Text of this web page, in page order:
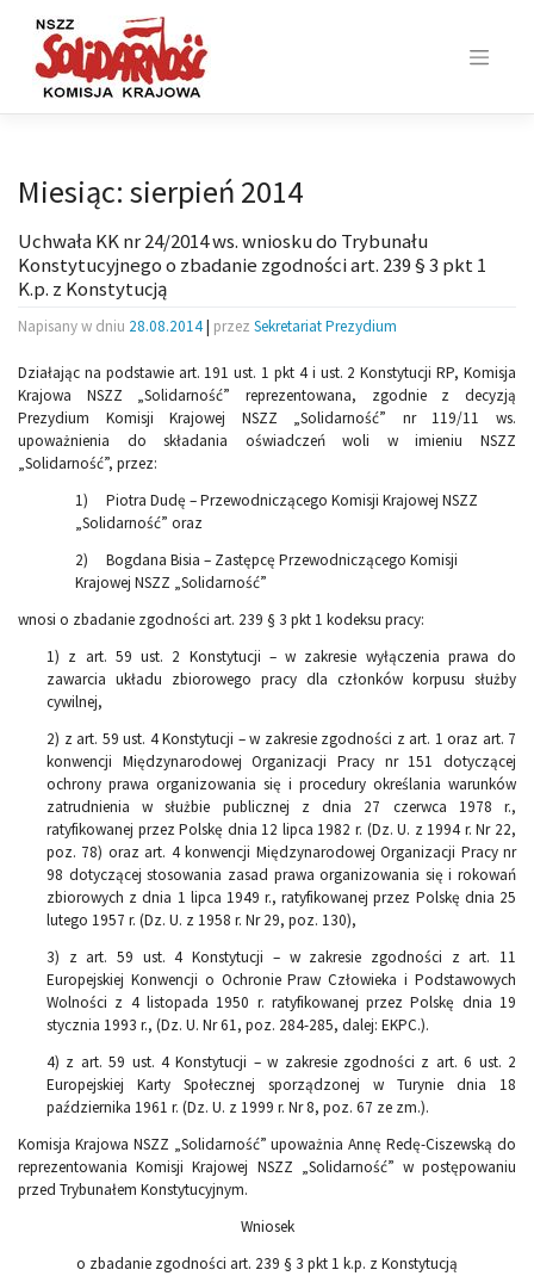
content
Miesiąc: sierpień 2014
Uchwała KK nr 24/2014 ws. wniosku do Trybunału
Konstytucyjnego o zbadanie zgodności art. 239 § 3 pkt 1
K.p. z Konstytucją
Napisany w dniu 28.08.2014| przez Sekretariat Prezydium
Działając na podstawie art. 191 ust. 1 pkt 4 i ust. 2 Konstytucji RP, Komisja
Krajowa NSZZ „Solidarność” reprezentowana, zgodnie z decyzją
Prezydium Komisji Krajowej NSZZ „Solidarność” nr 119/11 ws.
upoważnienia do składania oświadczeń woli w imieniu NSZZ
„Solidarność”, przez:
1) Piotra Dudę – Przewodniczącego Komisji Krajowej NSZZ
„Solidarność” oraz
2) Bogdana Bisia – Zastępcę Przewodniczącego Komisji
Krajowej NSZZ „Solidarność”
wnosi o zbadanie zgodności art. 239 § 3 pkt 1 kodeksu pracy:
1) z art. 59 ust. 2 Konstytucji – w zakresie wyłączenia prawa do
zawarcia układu zbiorowego pracy dla członków korpusu służby
cywilnej,
2) z art. 59 ust. 4 Konstytucji – w zakresie zgodności z art. 1 oraz art. 7
konwencji Międzynarodowej Organizacji Pracy nr 151 dotyczącej
ochrony prawa organizowania się i procedury określania warunków
zatrudnienia w służbie publicznej z dnia 27 czerwca 1978 r.,
ratyfikowanej przez Polskę dnia 12 lipca 1982 r. (Dz. U. z 1994 r. Nr 22,
poz. 78) oraz art. 4 konwencji Międzynarodowej Organizacji Pracy nr
98 dotyczącej stosowania zasad prawa organizowania się i rokowań
zbiorowych z dnia 1 lipca 1949 r., ratyfikowanej przez Polskę dnia 25
lutego 1957 r. (Dz. U. z 1958 r. Nr 29, poz. 130),
3) z art. 59 ust. 4 Konstytucji – w zakresie zgodności z art. 11
Europejskiej Konwencji o Ochronie Praw Człowieka i Podstawowych
Wolności z 4 listopada 1950 r. ratyfikowanej przez Polskę dnia 19
stycznia 1993 r., (Dz. U. Nr 61, poz. 284-285, dalej: EKPC.).
4) z art. 59 ust. 4 Konstytucji – w zakresie zgodności z art. 6 ust. 2
Europejskiej Karty Społecznej sporządzonej w Turynie dnia 18
października 1961 r. (Dz. U. z 1999 r. Nr 8, poz. 67 ze zm.).
Komisja Krajowa NSZZ „Solidarność” upoważnia Annę Redę-Ciszewską do
reprezentowania Komisji Krajowej NSZZ „Solidarność” w postępowaniu
przed Trybunałem Konstytucyjnym.
Wniosek
o zbadanie zgodności art. 239 § 3 pkt 1 k.p. z Konstytucją